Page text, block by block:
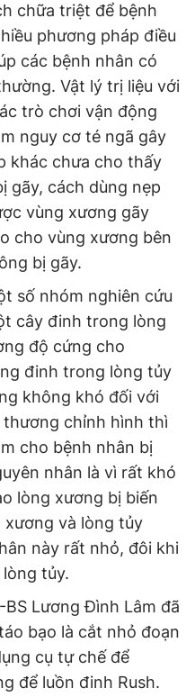
chữa triệt để bệnh
phương pháp điều
các bệnh nhân có
Vật lý trị liệu với
trò chơi vận động
nguy cơ té ngã gây
khác chưa cho thấy
gãy, cách dùng nẹp
vùng xương gãy
cho vùng xương bên
bị gãy.
số nhóm nghiên cứu
cây đinh trong lòng
độ cứng cho
đinh trong lòng tủy
không khó đối với
chỉnh hình thì
cho bệnh nhân bị
nhân là vì rất khó
lòng xương bị biến
xương và lòng tủy
này rất nhỏ, đôi khi
tủy.
Lương Đình Lâm đã
bạo là cắt nhỏ đoạn
cụ tự chế để
để luồn đinh Rush.